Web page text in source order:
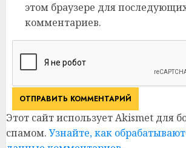
этом браузере для
комментариев.
Этот сайт использует Akismet для
спамом. Узнайте, как